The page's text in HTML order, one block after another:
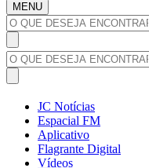
MENU
JC Notícias
Espacial FM
Aplicativo
Flagrante Digital
Vídeos